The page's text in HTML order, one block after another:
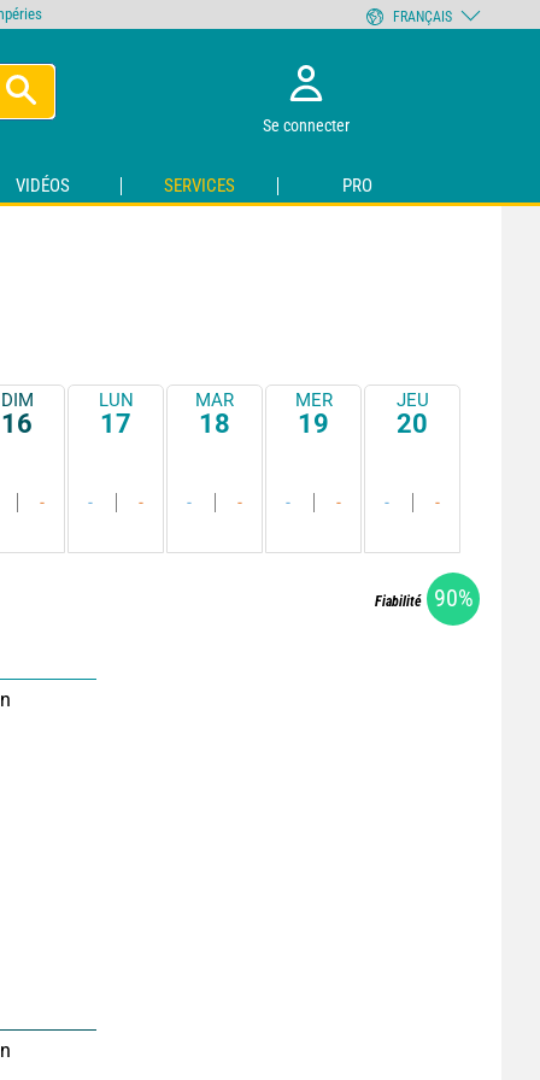
Se connecter
VIDÉOS SERVICES PRO
DIM
16
-
LUN
17
- -
MAR
18
- -
MER
19
- -
JEU
20
- -
Fiabilité 90%
FRANÇAIS